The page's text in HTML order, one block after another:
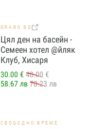
GRABO.BG
Цял ден на басейн -
Семеен хотел @йляк
Клуб, Хисаря
30.00 € 40.00 €
58.67 лв 78.23 лв
СВОБОДНО ВРЕМЕ